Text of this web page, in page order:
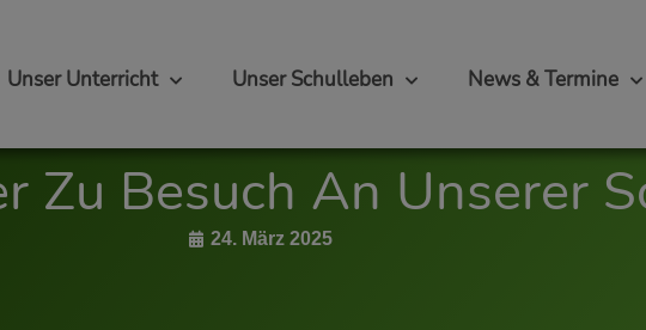
Unser Unterricht Unser Schulleben News & Termine
Zu Besuch An Unserer
24. März 2025